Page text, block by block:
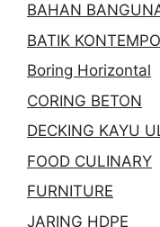
BAHAN
BATIK
Boring Horizontal
CORING BETON
DECKING KAYU
FOOD CULINARY
FURNITURE
JARING HDPE